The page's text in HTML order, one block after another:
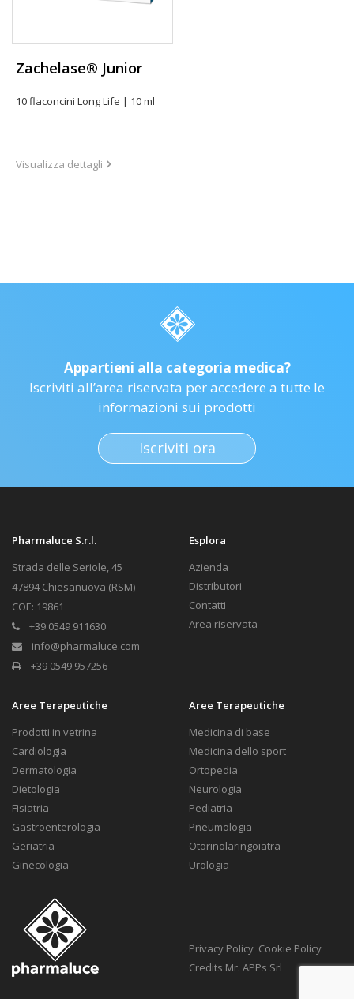
Zachelase® Junior
10 flaconcini Long Life | 10 ml
Visualizza dettagli
Appartieni alla categoria medica?
Iscriviti all’area riservata per accedere a tutte le
informazioni sui prodotti
Iscriviti ora
Pharmaluce S.r.l.
Strada delle Seriole, 45
47894 Chiesanuova (RSM)
COE: 19861
+39 0549 911630
info@pharmaluce.com
+39 0549 957256
Esplora
Azienda
Distributori
Contatti
Area riservata
Aree Terapeutiche
Prodotti in vetrina
Cardiologia
Dermatologia
Dietologia
Fisiatria
Gastroenterologia
Geriatria
Ginecologia
Aree Terapeutiche
Medicina di base
Medicina dello sport
Ortopedia
Neurologia
Pediatria
Pneumologia
Otorinolaringoiatra
Urologia
Privacy Policy Cookie Policy
Credits Mr. APPs Srl